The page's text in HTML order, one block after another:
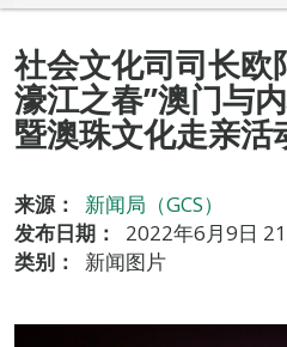
社会文化司司长欧
濠江之春”澳门与
暨澳珠文化走亲活
来源：
新闻局（GCS）
发布日期：
2022年6月9日
类别：
新闻图片